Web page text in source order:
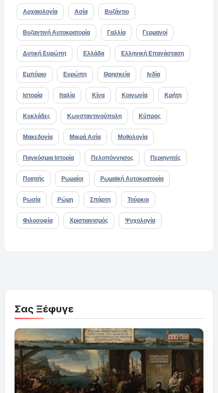
Αρχαιολογία Ασία Βυζάντιο
Βυζαντινή Αυτοκρατορία Γαλλία Γερμανοί
Δυτική Ευρώπη Ελλάδα Ελληνική Επανάσταση
Εμπόριο Ευρώπη Θρησκεία Ινδία
Ιστορία Ιταλία Κίνα Κοινωνία Κρήτη
Κυκλάδες Κωνσταντινούπολη Κύπρος
Μακεδονία Μικρά Ασία Μυθολογία
Παγκόσμια Ιστορία Πελοπόννησος Περιηγητές
Ποιητής Ρωμαίοι Ρωμαϊκή Αυτοκρατορία
Ρωσία Ρώμη Σπάρτη Τούρκοι
Φιλοσοφία Χριστιανισμός Ψυχολογία
Σας Ξέφυγε